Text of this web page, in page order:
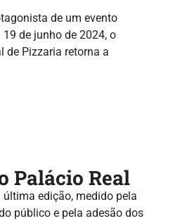
de um evento
de junho de 2024, o
de Pizzaria retorna a
Palácio Real
última edição, medido pela
público e pela adesão dos